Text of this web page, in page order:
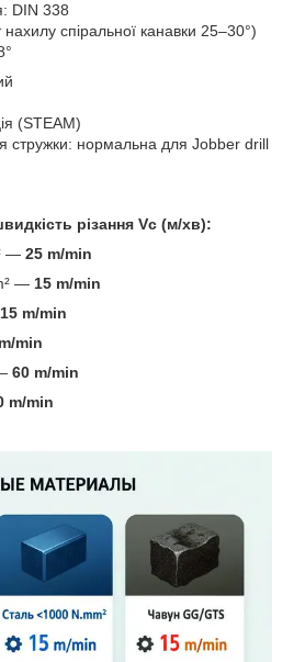
DIN 338
спіральної канавки 25–30°)
(STEAM)
стружки: нормальна для Jobber drill
різання Vc (м/хв):
— 25 m/min
— 15 m/min
15 m/min
min
60 m/min
m/min